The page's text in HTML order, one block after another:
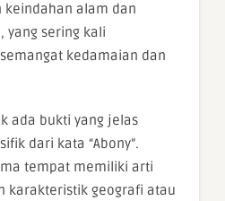
keindahan alam dan
yang sering kali
kedamaian dan
ada bukti yang jelas
dari kata “Abony”.
tempat memiliki arti
karakteristik geografi atau